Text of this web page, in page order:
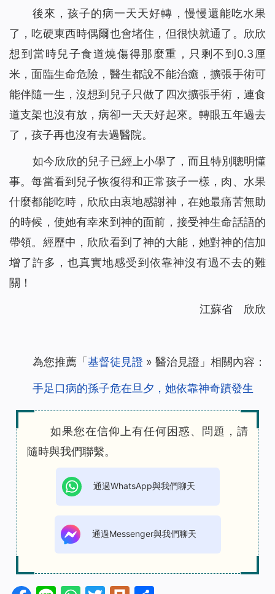
後來，孩子的病一天天好轉，慢慢還能吃水果
了，吃硬東西時偶爾也會堵住，但很快就通了。欣欣
想到當時兒子食道燒傷得那麼重，只剩不到0.3厘
米，面臨生命危險，醫生都說不能治癒，擴張手術可
能伴隨一生，沒想到兒子只做了四次擴張手術，連食
道支架也沒有放，病卻一天天好起來。轉眼五年過去
了，孩子再也沒有去過醫院。
如今欣欣的兒子已經上小學了，而且特別聰明懂
事。每當看到兒子恢復得和正常孩子一樣，肉、水果
什麼都能吃時，欣欣由衷地感謝神，在她最痛苦無助
的時候，使她有幸來到神的面前，接受神生命話語的
帶領。經歷中，欣欣看到了神的大能，她對神的信加
增了許多，也真實地感受到依靠神沒有過不去的難
關！
江蘇省 欣欣
為您推薦「 基督徒見證 » 醫治見證」相關內容：
手足口病的孫子危在旦夕，她依靠神奇蹟發生
如果您在信仰上有任何困惑、問題，請
隨時與我們聯繫。
通過WhatsApp與我們聊天
通過Messenger與我們聊天